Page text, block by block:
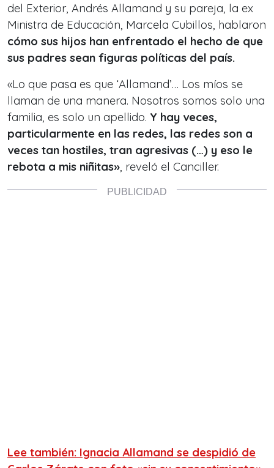
del Exterior, Andrés Allamand y su pareja, la ex
Ministra de Educación, Marcela Cubillos, hablaron
cómo sus hijos han enfrentado el hecho de que
sus padres sean figuras políticas del país.
«Lo que pasa es que ‘Allamand’… Los míos se
llaman de una manera. Nosotros somos solo una
familia, es solo un apellido. Y hay veces,
particularmente en las redes, las redes son a
veces tan hostiles, tran agresivas (…) y eso le
rebota a mis niñitas» , reveló el Canciller.
Lee también: Ignacia Allamand se despidió de